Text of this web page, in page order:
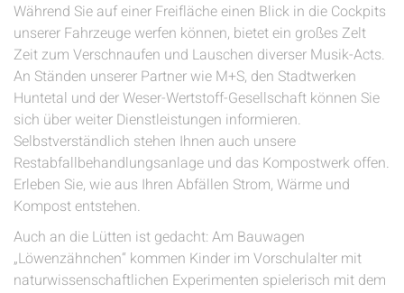
Während Sie auf einer Freifläche einen Blick in die Cockpits
unserer Fahrzeuge werfen können, bietet ein großes Zelt
Zeit zum Verschnaufen und Lauschen diverser Musik-Acts.
An Ständen unserer Partner wie M+S, den Stadtwerken
Huntetal und der Weser-Wertstoff-Gesellschaft können Sie
sich über weiter Dienstleistungen informieren.
Selbstverständlich stehen Ihnen auch unsere
Restabfallbehandlungsanlage und das Kompostwerk offen.
Erleben Sie, wie aus Ihren Abfällen Strom, Wärme und
Kompost entstehen.
Auch an die Lütten ist gedacht: Am Bauwagen
„Löwenzähnchen“ kommen Kinder im Vorschulalter mit
naturwissenschaftlichen Experimenten spielerisch mit dem